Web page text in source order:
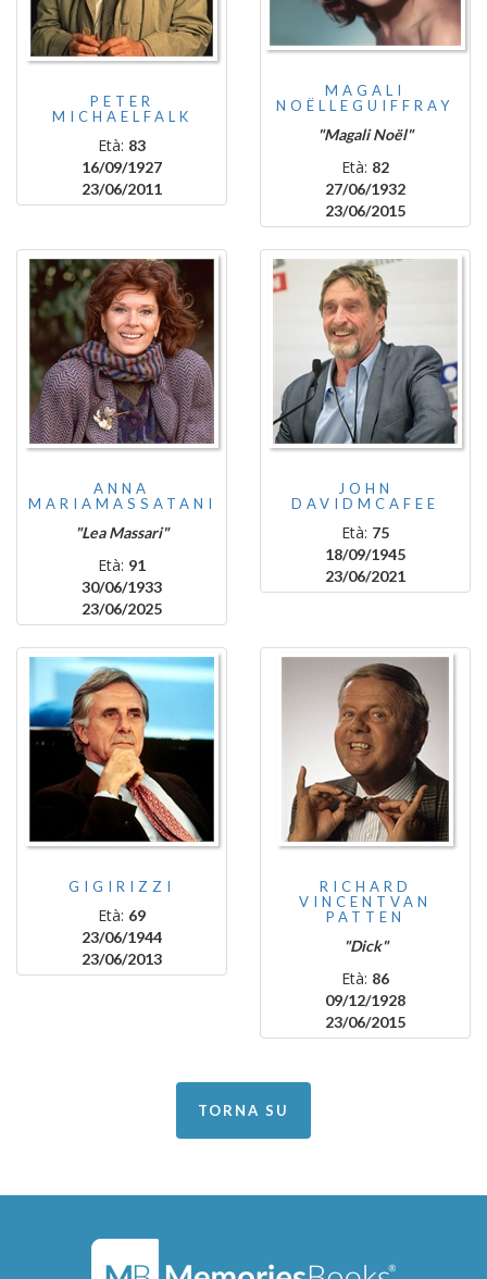
PETER
MICHAELFALK
Età: 83
16/09/1927
23/06/2011
MAGALI
NOËLLEGUIFFRAY
"Magali Noël"
Età: 82
27/06/1932
23/06/2015
ANNA
MARIAMASSATANI
"Lea Massari"
Età: 91
30/06/1933
23/06/2025
JOHN
DAVIDMCAFEE
Età: 75
18/09/1945
23/06/2021
GIGIRIZZI
Età: 69
23/06/1944
23/06/2013
RICHARD
VINCENTVAN
PATTEN
"Dick"
Età: 86
09/12/1928
23/06/2015
TORNA SU